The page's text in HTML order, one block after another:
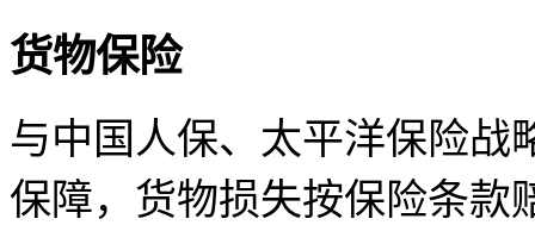
货物保险
与中国人保、太平洋保险战
保障，货物损失按保险条款